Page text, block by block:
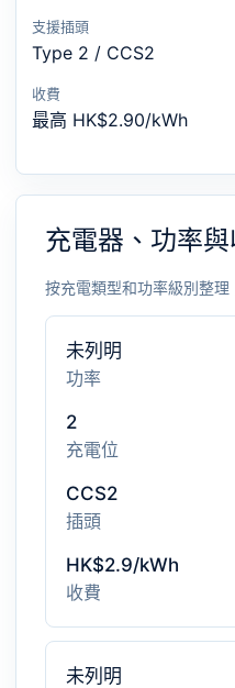
支援插頭
Type 2 / CCS2
收費
最高 HK$2.90/kWh
充電器、功率
按充電類型和功率級別整理
未列明
功率
2
充電位
CCS2
插頭
HK$2.9/kWh
收費
未列明